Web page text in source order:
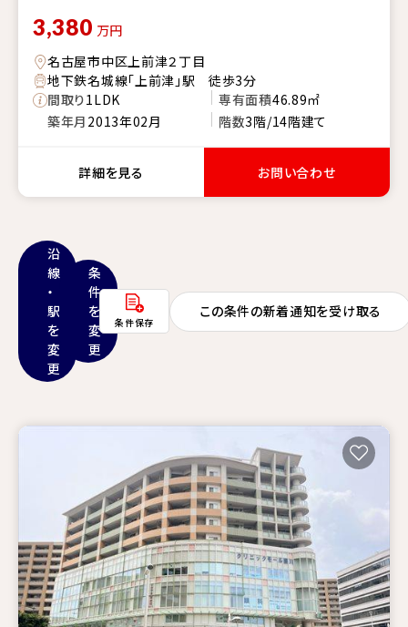
3,380 万円
名古屋市中区上前津２丁目
地下鉄名城線「上前津」駅 徒歩3分
間取り1LDK 専有面積46.89㎡
築年月 2013年02月 階数3階/14階建て
詳細を見る お問い合わせ
沿
線
・
駅
を
変
更
条
件
を
変
更
条件保存
この条件の新着通知を受け取る